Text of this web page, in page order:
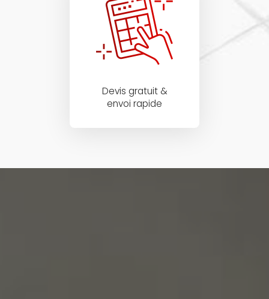
Devis gratuit &
envoi rapide